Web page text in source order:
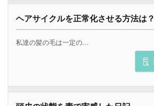
ヘアサイクルを正常化させる方法は？
私達の髪の毛は一定の...